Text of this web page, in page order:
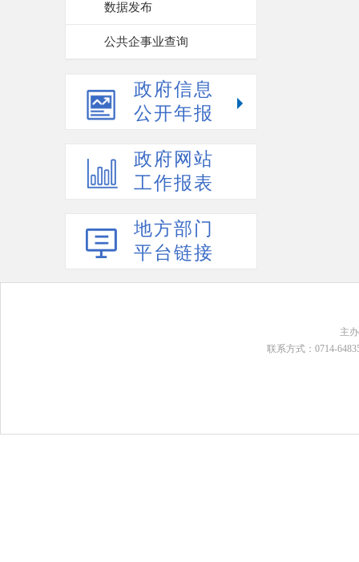
数据发布
公共企事业查询
政府信息
公开年报
政府网站
工作报表
地方部门
平台链接
主
联系方式：0714-